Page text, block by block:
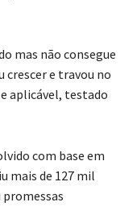
mas não consegue
crescer e travou no
aplicável, testado
com base em
mais de 127 mil
promessas